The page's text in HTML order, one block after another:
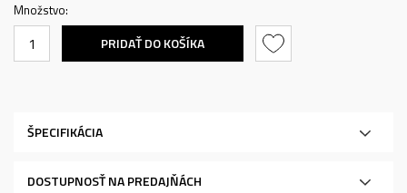
Množstvo:
PRIDAŤ DO KOŠÍKA
ŠPECIFIKÁCIA
DOSTUPNOSŤ NA PREDAJŇÁCH